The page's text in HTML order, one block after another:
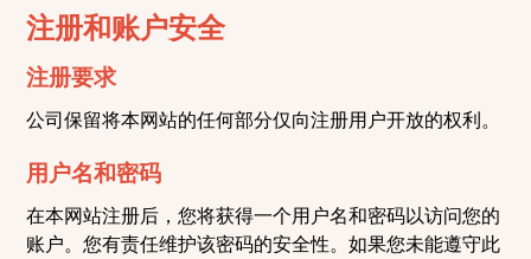
注册和账户安全
注册要求
公司保留将本网站的任何部分仅向注册用户开放的权利。
用户名和密码
在本网站注册后，您将获得一个用户名和密码以访问您的
账户。您有责任维护该密码的安全性。如果您未能遵守此